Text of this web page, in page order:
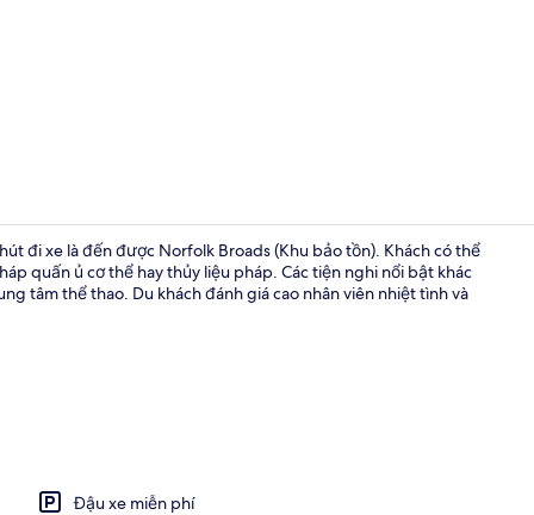
Két bảo
đi xe là đến được Norfolk Broads (Khu bảo tồn). Khách có thể
quấn ủ cơ thể hay thủy liệu pháp. Các tiện nghi nổi bật khác
tâm thể thao. Du khách đánh giá cao nhân viên nhiệt tình và
Đậu xe miễn phí